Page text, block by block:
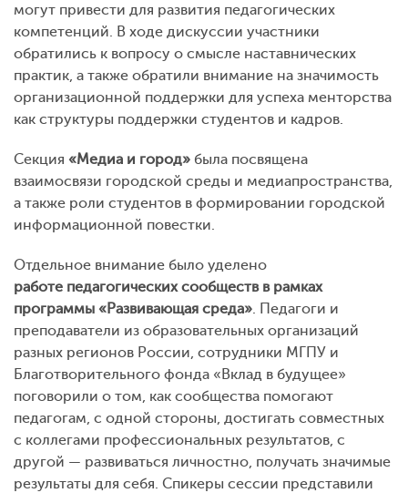
могут привести для развития педагогических
компетенций. В ходе дискуссии участники
обратились к вопросу о смысле наставнических
практик, а также обратили внимание на значимость
организационной поддержки для успеха менторства
как структуры поддержки студентов и кадров.
Секция «Медиа и город» была посвящена
взаимосвязи городской среды и медиапространства,
а также роли студентов в формировании городской
информационной повестки.
Отдельное внимание было уделено
работе педагогических сообществ в рамках
программы «Развивающая среда». Педагоги и
преподаватели из образовательных организаций
разных регионов России, сотрудники МГПУ и
Благотворительного фонда «Вклад в будущее»
поговорили о том, как сообщества помогают
педагогам, с одной стороны, достигать совместных
с коллегами профессиональных результатов, с
другой — развиваться личностно, получать значимые
результаты для себя. Спикеры сессии представили